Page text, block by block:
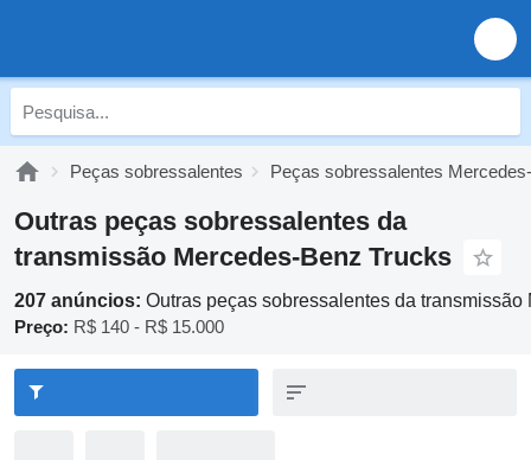
Peças sobressalentes Peças sobressalentes
Outras peças sobressalentes da
transmissão Mercedes-Benz Trucks
207 anúncios: Outras peças sobressalentes da transmissão
Preço: R$ 140 - R$ 15.000